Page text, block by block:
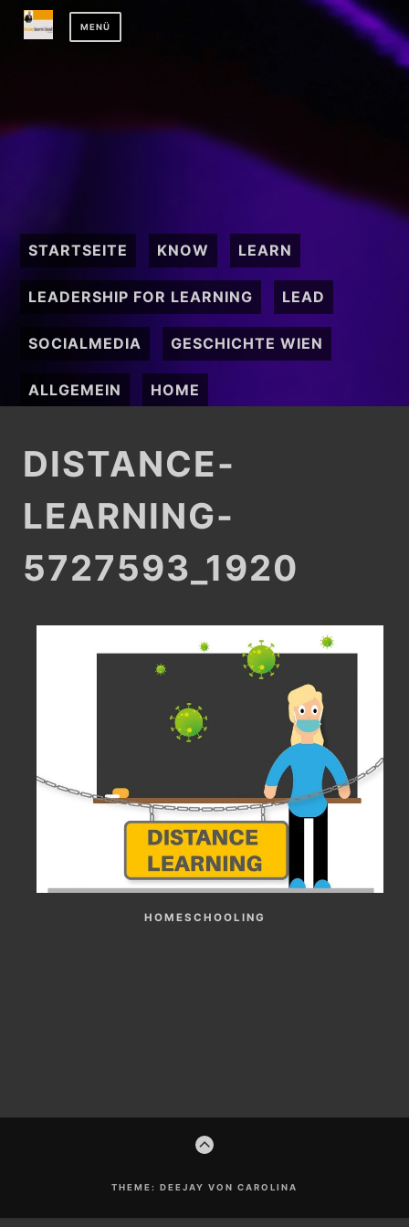
Zum
Inhalt
MENÜ
STARTSEITE KNOW LEARN
LEADERSHIP FOR LEARNING LEAD
SOCIALMEDIA GESCHICHTE WIEN
ALLGEMEIN HOME
DISTANCE-
LEARNING-
5727593_1920
HOMESCHOOLING
ZUM
THEME: DEEJAY VON CAROLINA